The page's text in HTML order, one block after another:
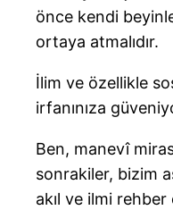
önce kendi
ortaya atmalıdır.
İlim ve özellikle
irfanınıza
Ben, manevî
sonrakiler, bizim
akıl ve ilmi